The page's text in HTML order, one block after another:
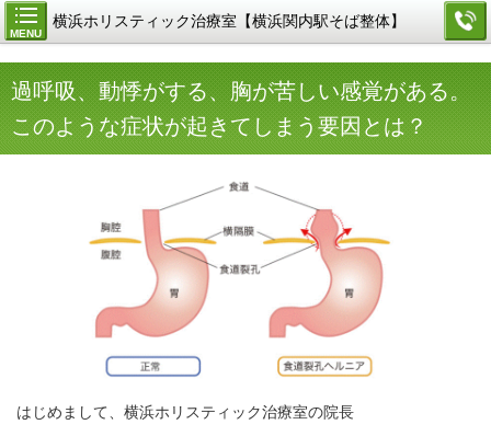
MENU
横浜ホリスティック治療室【横浜関内駅そば整体】
過呼吸、動悸がする、胸が苦しい感覚がある。
このような症状が起きてしまう要因とは？
はじめまして、横浜ホリスティック治療室の院長